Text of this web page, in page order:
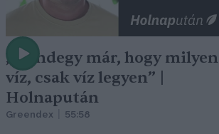
„Mindegy már, hogy milyen
víz, csak víz legyen” |
Holnapután
Greendex 55:58